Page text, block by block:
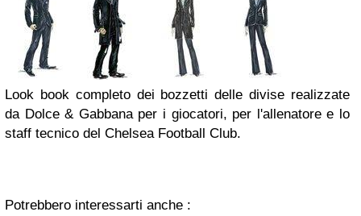
Look book completo dei bozzetti delle divise realizzate
da Dolce & Gabbana per i giocatori, per l'allenatore e lo
staff tecnico del Chelsea Football Club.
Potrebbero interessarti anche :